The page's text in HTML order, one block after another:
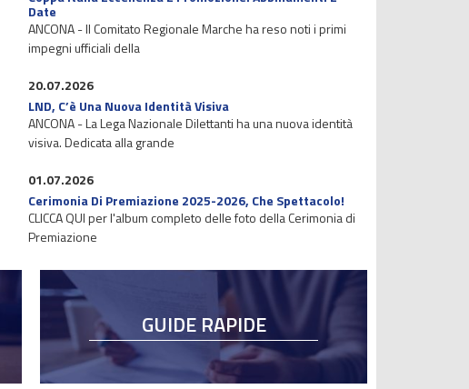
Date
ANCONA - Il Comitato Regionale Marche ha reso noti i primi
impegni ufficiali della
20.07.2026
LND, C’è Una Nuova Identità Visiva
ANCONA - La Lega Nazionale Dilettanti ha una nuova identità
visiva. Dedicata alla grande
01.07.2026
Cerimonia Di Premiazione 2025-2026, Che Spettacolo!
CLICCA QUI per l'album completo delle foto della Cerimonia di
Premiazione
GUIDE RAPIDE